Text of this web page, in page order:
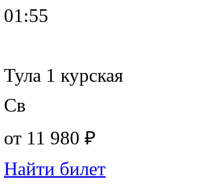
01:55
Тула 1 курская
Св
от 11 980 ₽
Найти билет